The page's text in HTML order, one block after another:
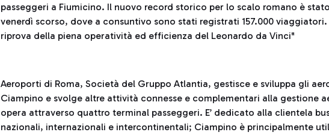
passeggeri a Fiumicino. Il nuovo record storico per lo scalo romano è
venerdì scorso, dove a consuntivo sono stati registrati 157.000
riprova della piena operatività ed efficienza del Leonardo da Vinci"
Aeroporti di Roma, Società del Gruppo Atlantia, gestisce e sviluppa gli
Ciampino e svolge altre attività connesse e complementari alla gestione
opera attraverso quattro terminal passeggeri. E’ dedicato alla clientela
nazionali, internazionali e intercontinentali; Ciampino è principalmente